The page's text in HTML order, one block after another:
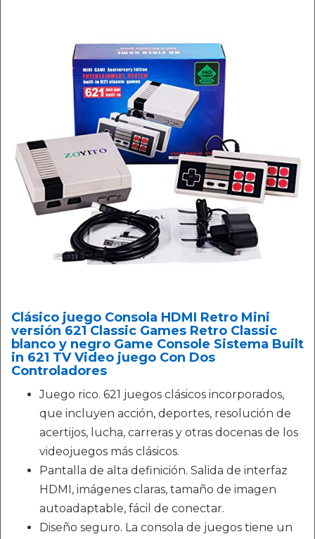
Clásico juego Consola HDMI Retro Mini
versión 621 Classic Games Retro Classic
blanco y negro Game Console Sistema Built
in 621 TV Video juego Con Dos
Controladores
Juego rico. 621 juegos clásicos incorporados,
que incluyen acción, deportes, resolución de
acertijos, lucha, carreras y otras docenas de los
videojuegos más clásicos.
Pantalla de alta definición. Salida de interfaz
HDMI, imágenes claras, tamaño de imagen
autoadaptable, fácil de conectar.
Diseño seguro. La consola de juegos tiene un